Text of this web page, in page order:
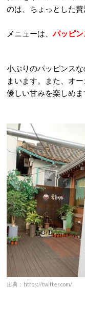
のは、ちょっとした贅
メニューは、パッピン
小ぶりのパッピンス
まいます。また、オ
優しい甘みを楽しめま
出典：https://twitter.com/